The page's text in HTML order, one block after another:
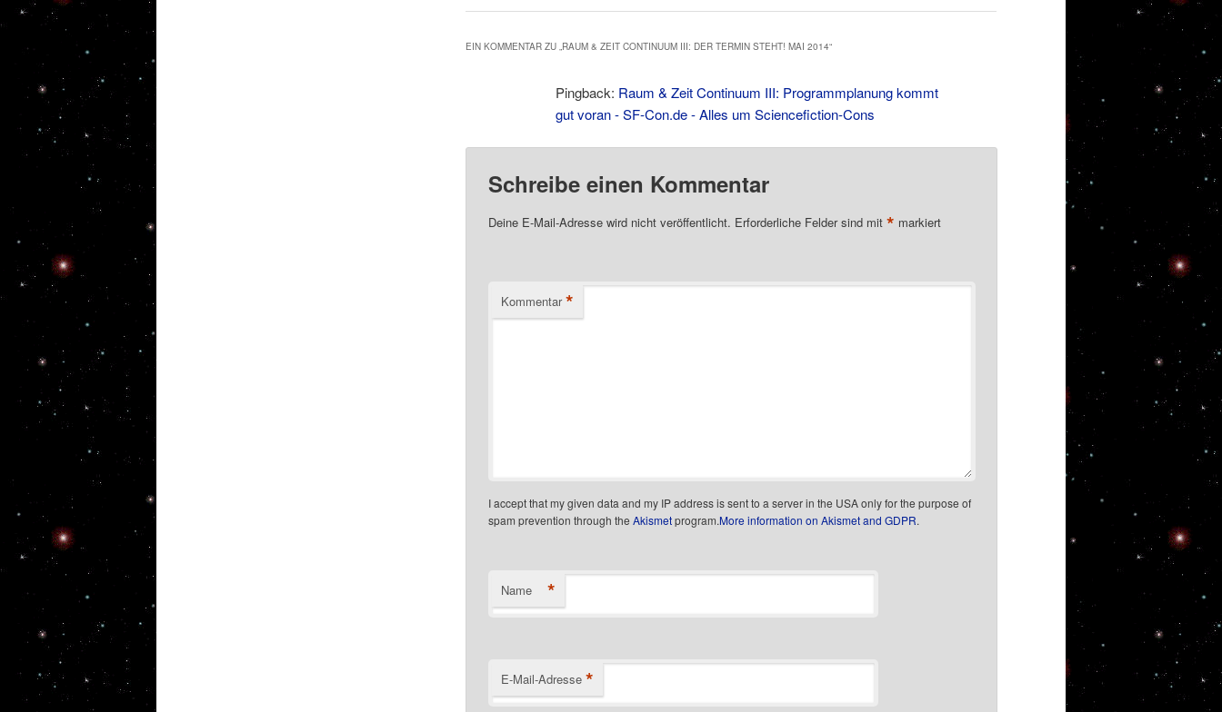
EIN KOMMENTAR ZU „ RAUM & ZEIT CONTINUUM III: DER TERMIN STEHT! MAI 2014“
Pingback: Raum & Zeit Continuum III: Programmplanung kommt
gut voran - SF-Con.de - Alles um Sciencefiction-Cons
Schreibe einen Kommentar
Deine E-Mail-Adresse wird nicht veröffentlicht. Erforderliche Felder sind mit* markiert
Kommentar *
I accept that my given data and my IP address is sent to a server in the USA only for the purpose of
spam prevention through theAkismetprogram.More information on Akismet and GDPR.
Name *
E-Mail-Adresse *